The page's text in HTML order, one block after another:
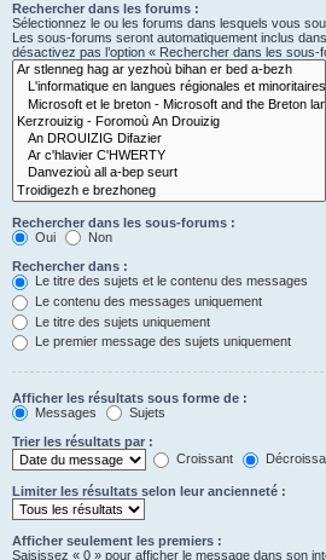
Rechercher dans les forums :
Sélectionnez le ou les forums dans lesquels vous
Les sous-forums seront automatiquement inclus
désactivez pas l’option « Rechercher dans les sous-
Rechercher dans les sous-forums :
Oui
Non
Rechercher dans :
Le titre des sujets et le contenu des messages
Le contenu des messages uniquement
Le titre des sujets uniquement
Le premier message des sujets uniquement
Afficher les résultats sous forme de :
Messages
Sujets
Trier les résultats par :
Croissant
Limiter les résultats selon leur ancienneté :
Afficher seulement les premiers :
Saisissez « 0 » pour afficher le message dans son